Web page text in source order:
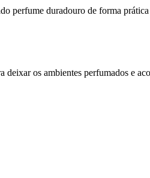
perfume duradouro de forma
os ambientes perfumados e